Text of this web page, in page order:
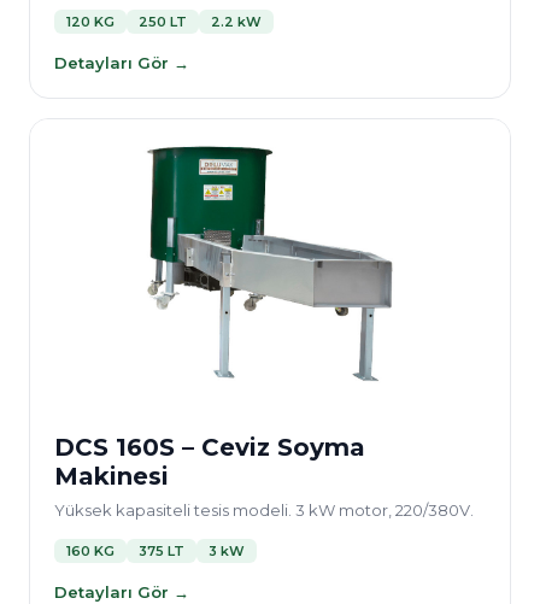
120 KG 250 LT 2.2 kW
Detayları Gör →
DCS 160S – Ceviz Soyma
Makinesi
Yüksek kapasiteli tesis modeli. 3 kW motor, 220/380V.
160 KG 375 LT 3 kW
Detayları Gör →